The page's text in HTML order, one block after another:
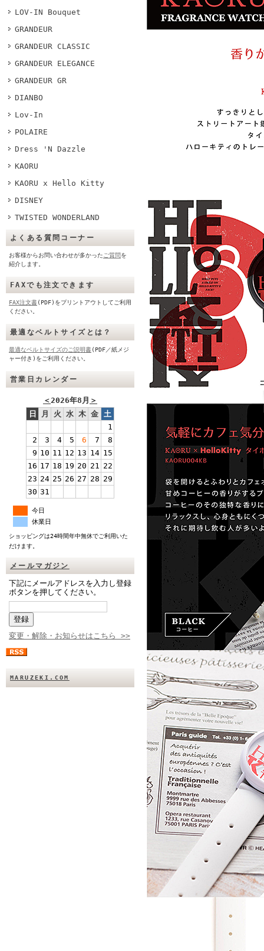
LOV-IN Bouquet
GRANDEUR
GRANDEUR CLASSIC
GRANDEUR ELEGANCE
GRANDEUR GR
DIANBO
Lov-In
POLAIRE
Dress 'N Dazzle
KAORU
KAORU x Hello Kitty
DISNEY
TWISTED WONDERLAND
よくある質問コーナー
お客様からお問い合わせが多かった ご質問を
紹介します。
FAXでも注文できます
FAX注文書(PDF)をプリントアウトしてご利用
ください。
最適なベルトサイズとは？
最適なベルトサイズのご説明書(PDF／紙メジ
ャー付き)をご利用ください。
営業日カレンダー
＜2026年8月 ＞
日
月 火 水 木 金 土
1
2
3 4 5 6 7
8
9 10 11 12 13 14 15
16 17 18 19 20 21 22
23 24 25 26 27 28 29
30 31
今日
休業日
ショッピングは24時間年中無休でご利用いた
だけます。
メールマガジン
下記にメールアドレスを入力し登録
ボタンを押してください。
変更・解除・お知らせはこちら >>
MARUZEKI.COM